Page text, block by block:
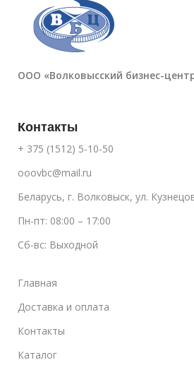
ООО «Волковысский бизнес-
Контакты
+ 375 (1512) 5-10-50
ooovbc@mail.ru
Беларусь, г. Волковыск, ул.
Пн-пт: 08:00 – 17:00
Сб-вс: Выходной
Главная
Доставка и оплата
Контакты
Каталог